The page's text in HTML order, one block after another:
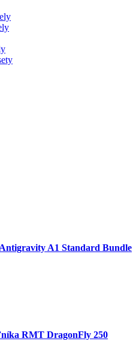
A1 Standard Bundle
RMT DragonFly 250